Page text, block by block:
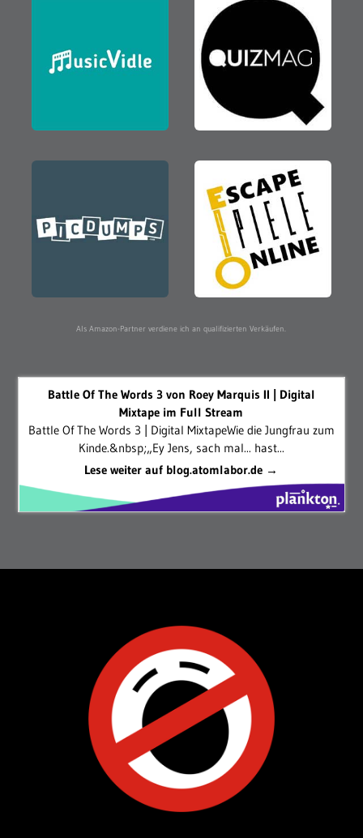
Als Amazon-Partner verdiene ich an qualifizierten Verkäufen.
Battle Of The Words 3 von Roey Marquis II | Digital
Mixtape im Full Stream
Battle Of The Words 3 | Digital MixtapeWie die Jungfrau zum
Kinde.&nbsp;„Ey Jens, sach mal... hast...
Lese weiter auf blog.atomlabor.de →